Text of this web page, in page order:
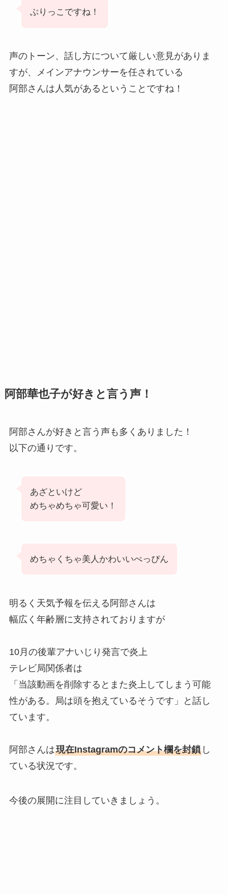
ぶりっこですね！
声のトーン、話し方について厳しい意見がありま
すが、メインアナウンサーを任されている
阿部さんは人気があるということですね！
阿部華也子が好きと言う声！
阿部さんが好きと言う声も多くありました！
以下の通りです。
あざといけど
めちゃめちゃ可愛い！
めちゃくちゃ美人かわいいべっぴん
明るく天気予報を伝える阿部さんは
幅広く年齢層に支持されておりますが
10月の後輩アナいじり発言で炎上
テレビ局関係者は
「当該動画を削除するとまた炎上してしまう可能
性がある。局は頭を抱えているそうです」と話し
ています。
阿部さんは現在Instagramのコメント欄を封鎖し
ている状況です。
今後の展開に注目していきましょう。